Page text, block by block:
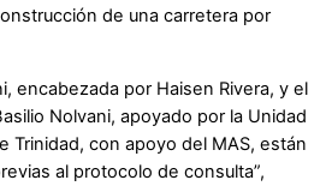
de una carretera por
encabezada por Haisen Rivera, y el
Nolvani, apoyado por la Unidad
Trinidad, con apoyo del MAS, están
al protocolo de consulta”,